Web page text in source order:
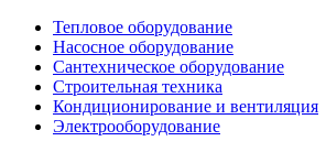
Тепловое оборудование
Насосное оборудование
Сантехническое оборудование
Строительная техника
Кондиционирование и вентиляция
Электрооборудование